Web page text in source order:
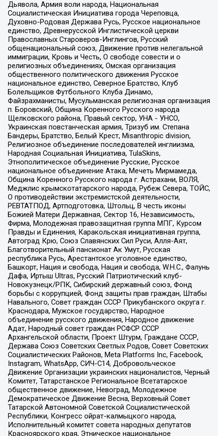
Дьявола, Армия воли народа, Национальная
Социалистическая Инициатива города Череповца,
Духовно-Родовая Держава Русь, Русское национальное
единство, Древнерусской Инглистической церкви
Православных Староверов-Инглингов, Русский
общенациональный союз, Движение против нелегальной
иммиграции, Кровь и Честь, О свободе совести и о
религиозных объединениях, Омская организация
общественного политического движения Русское
национальное единство, Северное Братство, Клуб
Болельщиков Футбольного Клуба Динамо,
Файзрахманисты, Мусульманская религиозная организация
п. Боровский, Община Коренного Русского народа
Щелковского района, Правый сектор, УНА - УНСО,
Украинская повстанческая армия, Тризуб им. Степана
Бандеры, Братство, Белый Крест, Misanthropic division,
Религиозное объединение последователей инглиизма,
Народная Социальная Инициатива, TulaSkins,
Этнополитическое объединение Русские, Русское
национальное объединение Атака, Мечеть Мирмамеда,
Община Коренного Русского народа г. Астрахани, ВОЛЯ,
Меджлис крымскотатарского народа, Рубеж Севера, ТОЙС,
О противодействии экстремистской деятельности,
РЕВТАТПОД, Артподготовка, Штольц, В честь иконы
Божией Матери Державная, Сектор 16, Независимость,
Фирма, Молодежная правозащитная группа МПГ, Курсом
Правды и Единения, Каракольская инициативная группа,
Автоград Крю, Союз Славянских Сил Руси, Алля-Аят,
Благотворительный пансионат Ак Умут, Русская
республика Русь, Арестантское уголовное единство,
Башкорт, Нация и свобода, Нация и свобода, W.H.С., Фалунь
Дафа, Иртыш Ultras, Русский Патриотический клуб-
Новокузнецк/РПК, Сибирский державный союз, Фонд
борьбы с коррупцией, Фонд защиты прав граждан, Штабы
Навального, Совет граждан СССР Прикубанского округа г.
Краснодара, Мужское государство, Народное
объединение русского движения, Народное движение
Адат, Народный совет граждан РСФСР СССР
Архангельской области, Проект Штурм, Граждане СССР,
Держава Союз Советских Светлых Родов, Совет Советских
Социалистических Районов, Meta Platforms Inc, Facebook,
Instagram, WhatsApp, СИЧ-С14, Добровольческое
Движение Организации украинских националистов, Черный
Комитет, Татарстанское Региональное Всетатарское
общественное движение, Невоград, Молодежное
Демократическое Движение Весна, Верховный Совет
Татарской Автономной Советской Социалистической
Республики, Конгресс ойрат-калмыцкого народа,
Исполнительный комитет совета народных депутатов
Красноярского края, Этническое национальное